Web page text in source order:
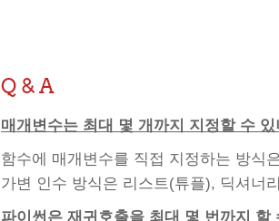
Q & A
매개변수는 최대 몇 개까지 지정할 수
함수에 매개변수를 직접 지정하는 방식
가변 인수 방식은 리스트(튜플), 딕셔너
파이썬은 재귀호출을 최대 몇 번까지 할